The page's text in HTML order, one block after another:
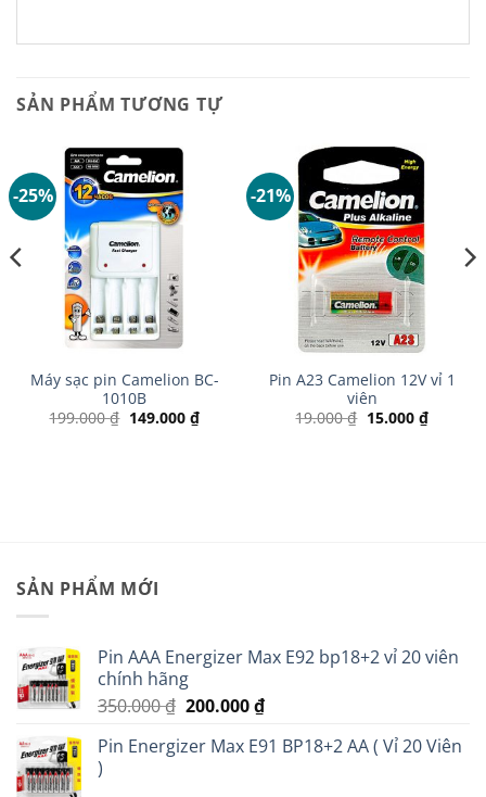
SẢN PHẨM TƯƠNG TỰ
-25%
Máy sạc pin Camelion BC-
1010B
199.000₫ Giá
gốc
149.000 ₫Giá
hiện
-21%
Pin A23 Camelion 12V vỉ 1
viên
19.000₫ Giá
gốc
15.000 ₫Giá
hiện
SẢN PHẨM MỚI
Pin AAA Energizer Max E92 bp18+2 vỉ 20 viên
chính hãng
350.000₫ Giá
là:
200.000₫Giá
tại
Pin Energizer Max E91 BP18+2 AA ( Vỉ 20 Viên
)